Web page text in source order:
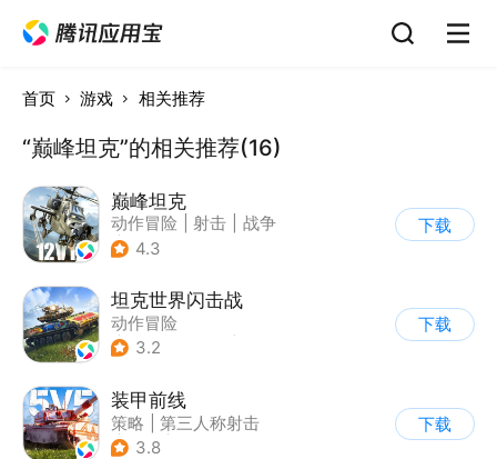
首页 游戏 相关推荐
“巅峰坦克”的相关推荐(16)
巅峰坦克
动作冒险 射击
战争
| 战术竞技
4.3
下载
坦克世界闪击战
动作冒险
| 第三人称射击
3.2
下载
装甲前线
策略
第三人称射击
| 坦克
3.8
下载